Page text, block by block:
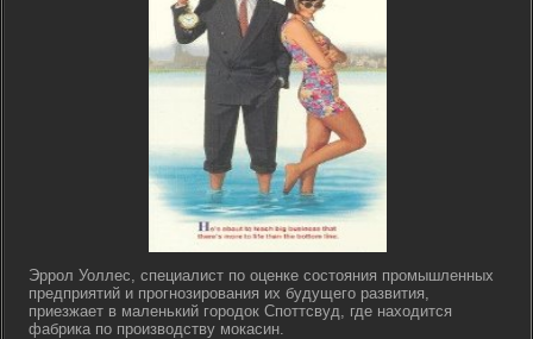
Эррол Уоллес, специалист по оценке состояния промышленных
предприятий и прогнозирования их будущего развития,
приезжает в маленький городок Споттсвуд, где находится
фабрика по производству мокасин.